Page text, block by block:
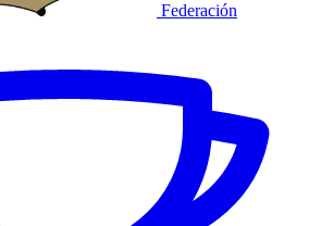
Federación